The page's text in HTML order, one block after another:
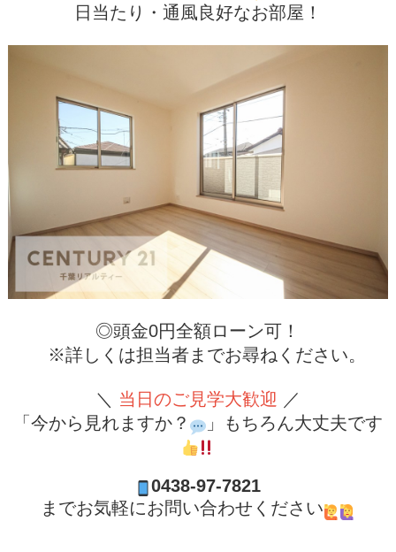
日当たり・通風良好なお部屋！
◎頭金0円全額ローン可！
※詳しくは担当者までお尋ねください。
＼ 当日のご見学大歓迎 ／
「今から見れますか？
」もちろん大丈夫です
0438-97-7821
までお気軽にお問い合わせください